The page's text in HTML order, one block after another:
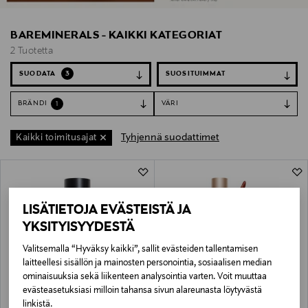
LISÄTIETOJA EVÄSTEISTÄ JA
YKSITYISYYDESTÄ
Valitsemalla “Hyväksy kaikki”, sallit evästeiden tallentamisen
laitteellesi sisällön ja mainosten personointia, sosiaalisen median
ominaisuuksia sekä liikenteen analysointia varten. Voit muuttaa
evästeasetuksiasi milloin tahansa sivun alareunasta löytyvästä
linkistä.
BAREMINERALS - KAIKKI KATEGORIAT
2 Tuotetta
SUODATA 3
BRÄNDI 1 VÄRI
Kaikki toimitusajat Tyhjennä suodattimet
BAREMINERALS